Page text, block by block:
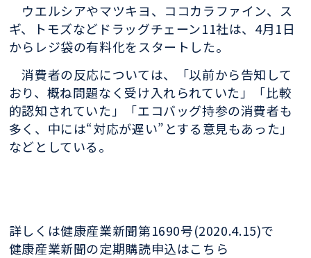
ウエルシアやマツキヨ、ココカラファイン、ス
ギ、トモズなどドラッグチェーン11社は、4月1日
からレジ袋の有料化をスタートした。
消費者の反応については、「以前から告知して
おり、概ね問題なく受け入れられていた」「比較
的認知されていた」「エコバッグ持参の消費者も
多く、中には“対応が遅い”とする意見もあった」
などとしている。
詳しくは健康産業新聞第1690号(2020.4.15)で
健康産業新聞の定期購読申込はこちら